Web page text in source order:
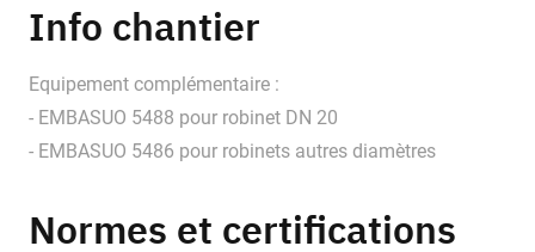
Info chantier
Equipement complémentaire :
- EMBASUO 5488 pour robinet DN 20
- EMBASUO 5486 pour robinets autres diamètres
Normes et certifications